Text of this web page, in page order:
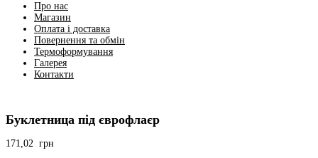
Про нас
Магазин
Оплата і доставка
Повернення та обмін
Термоформування
Галерея
Контакти
Буклетница під єврофлаєр
171,02 грн